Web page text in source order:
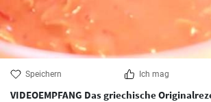
Speichern Ich mag
VIDEOEMPFANG Das griechische